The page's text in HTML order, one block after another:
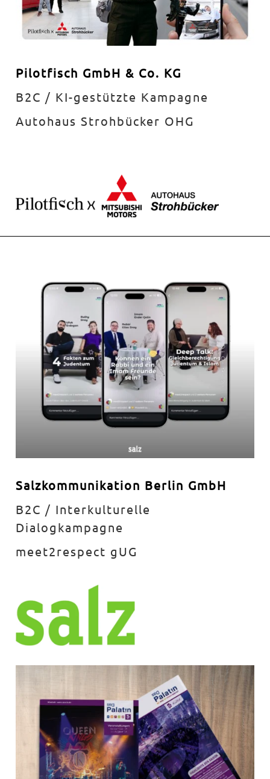
Pilotfisch GmbH & Co. KG
B2C / KI-gestützte Kampagne
Autohaus Strohbücker OHG
Salzkommunikation Berlin GmbH
B2C / Interkulturelle
Dialogkampagne
meet2respect gUG